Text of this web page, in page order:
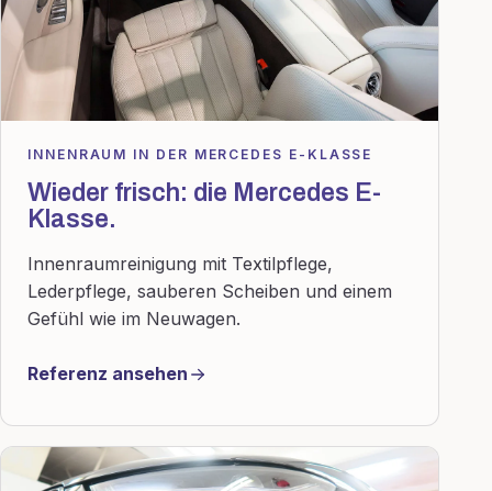
INNENRAUM IN DER MERCEDES E-KLASSE
Wieder frisch: die Mercedes E-
Klasse.
Innenraumreinigung mit Textilpflege,
Lederpflege, sauberen Scheiben und einem
Gefühl wie im Neuwagen.
Referenz ansehen